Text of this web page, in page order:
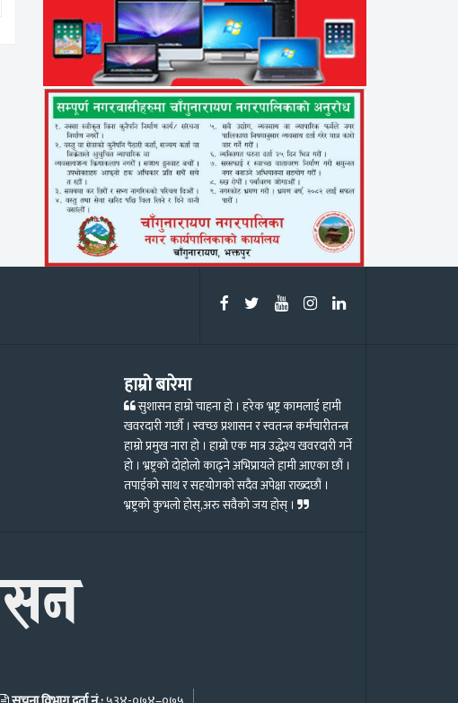
हाम्रो बारेमा
सुशासन हाम्रो चाहना हो । हरेक भ्रष्ट्र कामलाई हामी
खवरदारी गर्छौ । स्वच्छ प्रशासन र स्वतन्त्र कर्मचारीतन्त्र
हाम्रो प्रमुख नारा हो । हाम्रो एक मात्र उद्धेश्य खवरदारी गर्ने
हो । भ्रष्ट्रको दोहोलो काढ्ने अभिप्रायले हामी आएका छौं ।
तपाईको साथ र सहयोगको सदैव अपेक्षा राख्दछौं ।
भ्रष्ट्रको कुभलो होस्,अरु सवैको जय होस् ।